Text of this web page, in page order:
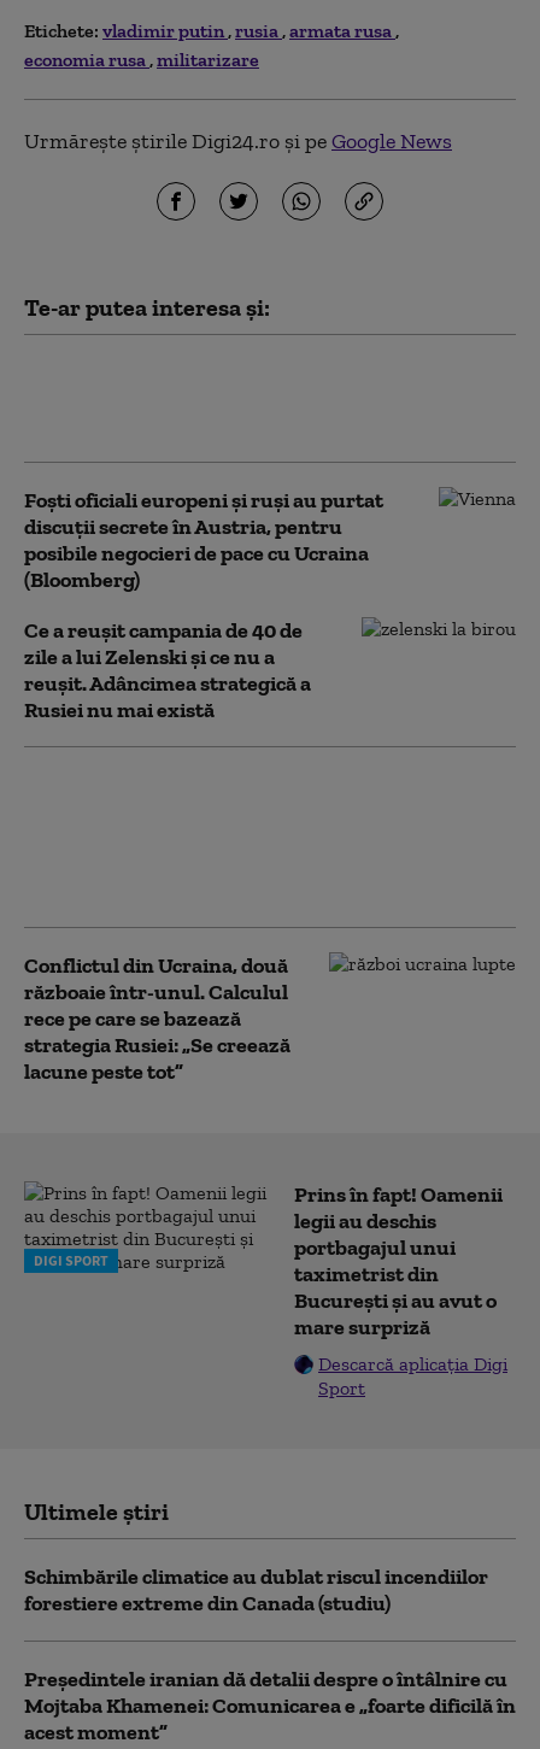
Etichete: vladimir putin rusia armata rusa
economia rusa militarizare
Urmărește știrile Digi24.ro și peGoogle News
Te-ar putea interesa și:
Foști oficiali europeni și ruși au purtat
discuții secrete în Austria, pentru
posibile negocieri de pace cu Ucraina
(Bloomberg)
Ce a reușit campania de 40 de
zile a lui Zelenski și ce nu a
reușit. Adâncimea strategică a
Rusiei nu mai există
Conflictul din Ucraina, două
războaie într-unul. Calculul
rece pe care se bazează
strategia Rusiei: „Se creează
lacune peste tot”
DIGI SPORT
Prins în fapt! Oamenii
legii au deschis
portbagajul unui
taximetrist din
București și au avut o
mare surpriză
Descarcă aplicația Digi
Sport
Ultimele știri
Schimbările climatice au dublat riscul incendiilor
forestiere extreme din Canada (studiu)
Preşedintele iranian dă detalii despre o întâlnire cu
Mojtaba Khamenei: Comunicarea e „foarte dificilă în
acest moment”